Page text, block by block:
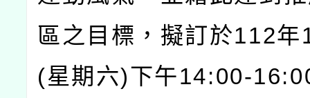
區之目標，擬訂於112
(星期六)下午14:00-